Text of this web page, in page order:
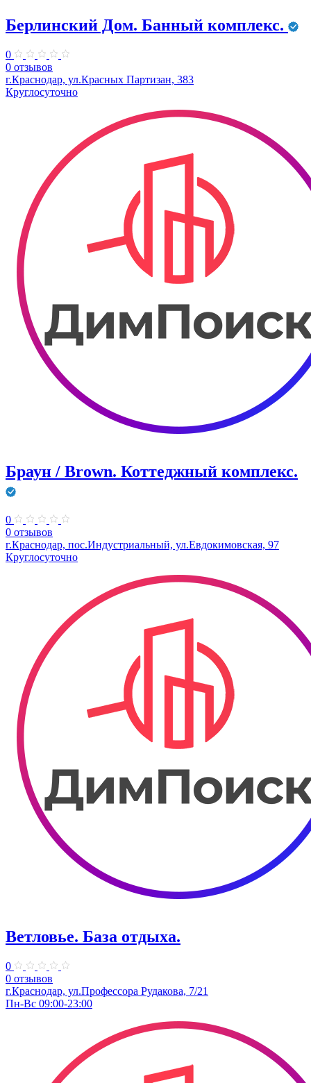
Берлинский Дом. Банный комплекс.
0
0 отзывов
г.Краснодар, ул.Красных Партизан, 383
Круглосуточно
Браун / Brown. Коттеджный комплекс.
0
0 отзывов
г.Краснодар, пос.Индустриальный, ул.Евдокимовская, 97
Круглосуточно
Ветловье. База отдыха.
0
0 отзывов
г.Краснодар, ул.Профессора Рудакова, 7/21
Пн-Вс 09:00-23:00